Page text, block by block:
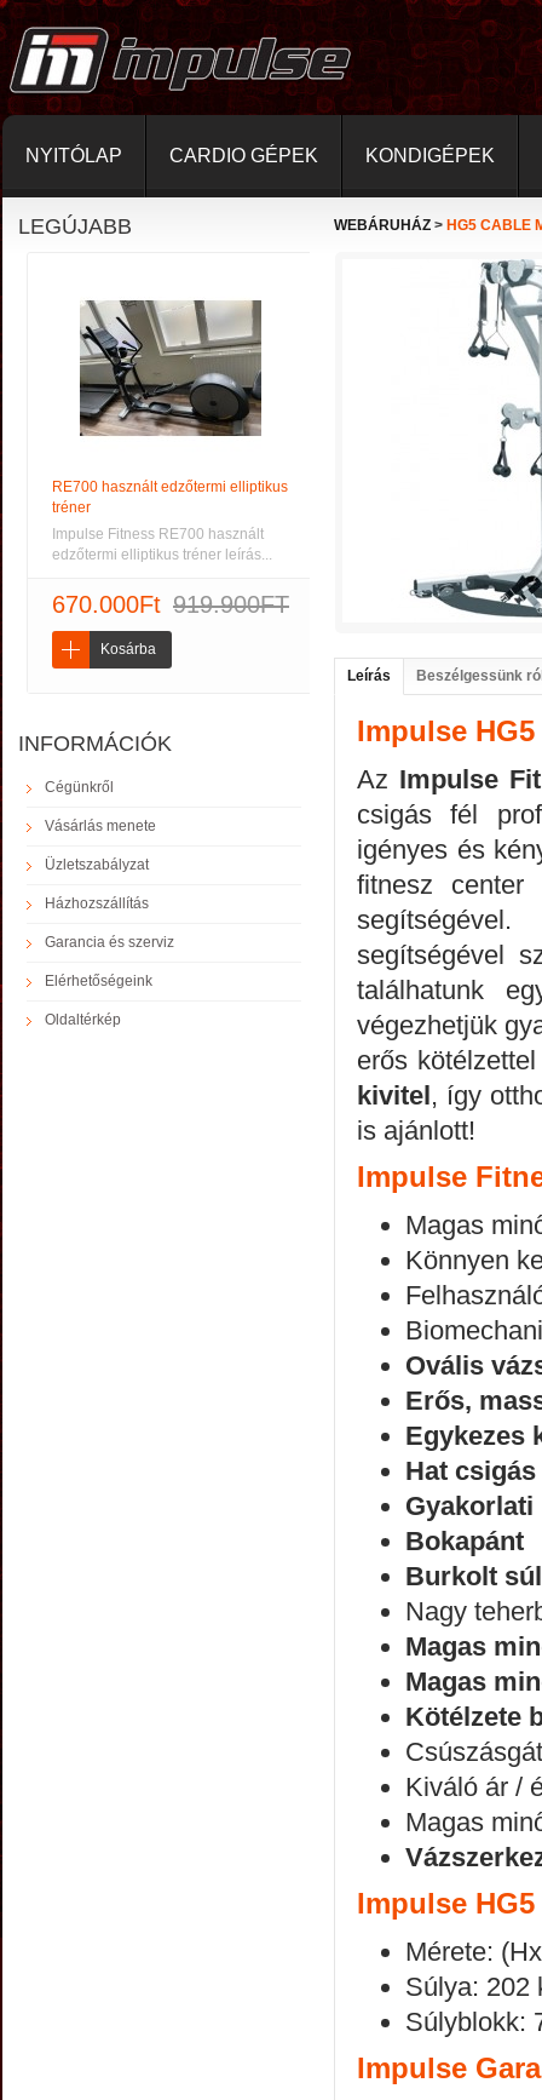
NYITÓLAP CARDIO GÉPEK KONDIGÉPEK
LEGÚJABB
RE700 használt edzőtermi elliptikus
tréner
Impulse Fitness RE700 használt
edzőtermi elliptikus tréner leírás...
670.000Ft 919.900FT
Kosárba
INFORMÁCIÓK
Cégünkről
Vásárlás menete
Üzletszabályzat
Házhozszállítás
Garancia és szerviz
Elérhetőségeink
Oldaltérkép
WEBÁRUHÁZ > HG5 CABLE
Leírás Beszélgessünk
Impulse
Az Impulse
csigás fél
igényes és
fitnesz
segítségével
találhatunk
végezhetjük
erős
kivitel, így
is ajánlott!
Impulse
Magas
Könnyen
Ovális
Erős,
Egykezes
Hat
Gyakorlati
Bokapánt
Burkolt
Nagy
Magas
Magas
Kötélzete
Kiváló ár /
Magas
Impulse
Mérete:
Súlya: 202
Súlyblokk:
Impulse